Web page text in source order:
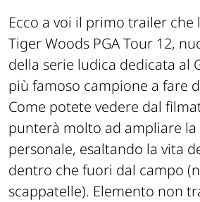
Ecco a voi il primo trailer che
Tiger Woods PGA Tour 12,
della serie ludica dedicata al
più famoso campione a fare
Come potete vedere dal
punterà molto ad ampliare la
personale, esaltando la vita
dentro che fuori dal campo
scappatelle). Elemento non